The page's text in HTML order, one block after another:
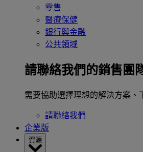
零售
醫療保健
銀行與金融
公共領域
請聯絡我們的銷售團
需要協助選擇理想的解決方案、
請聯絡我們
企業版
資源